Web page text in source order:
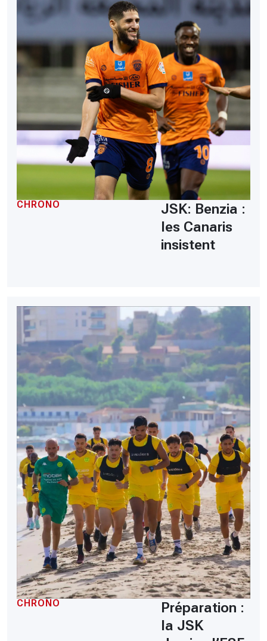
CHRONO
JSK: Benzia :
les Canaris
insistent
CHRONO
Préparation :
la JSK